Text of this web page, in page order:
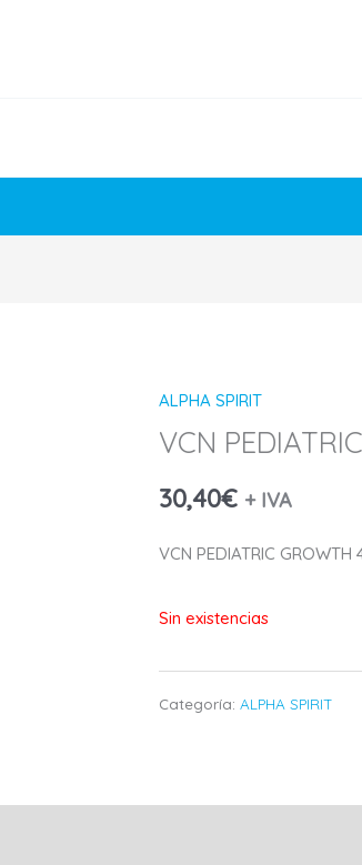
ALPHA SPIRIT
VCN
30,40€ + IVA
VCN PEDIATRIC GROWTH
Sin existencias
Categoría:ALPHA SPIRIT